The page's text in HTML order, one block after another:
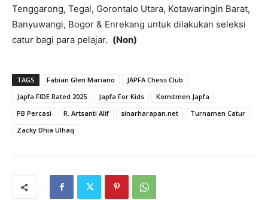
Tenggarong, Tegal, Gorontalo Utara, Kotawaringin Barat,
Banyuwangi, Bogor & Enrekang untuk dilakukan seleksi
catur bagi para pelajar. (Non)
TAGS Fabian Glen Mariano
JAPFA Chess Club
Japfa FIDE Rated 2025
Japfa For Kids
Komitmen Japfa
PB Percasi
R. Artsanti Alif sinarharapan.net
Turnamen Catur
Zacky Dhia Ulhaq